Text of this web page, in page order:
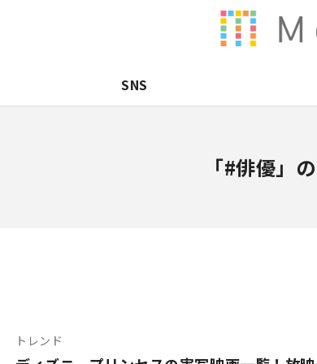
SNS
「#俳優」
トレンド